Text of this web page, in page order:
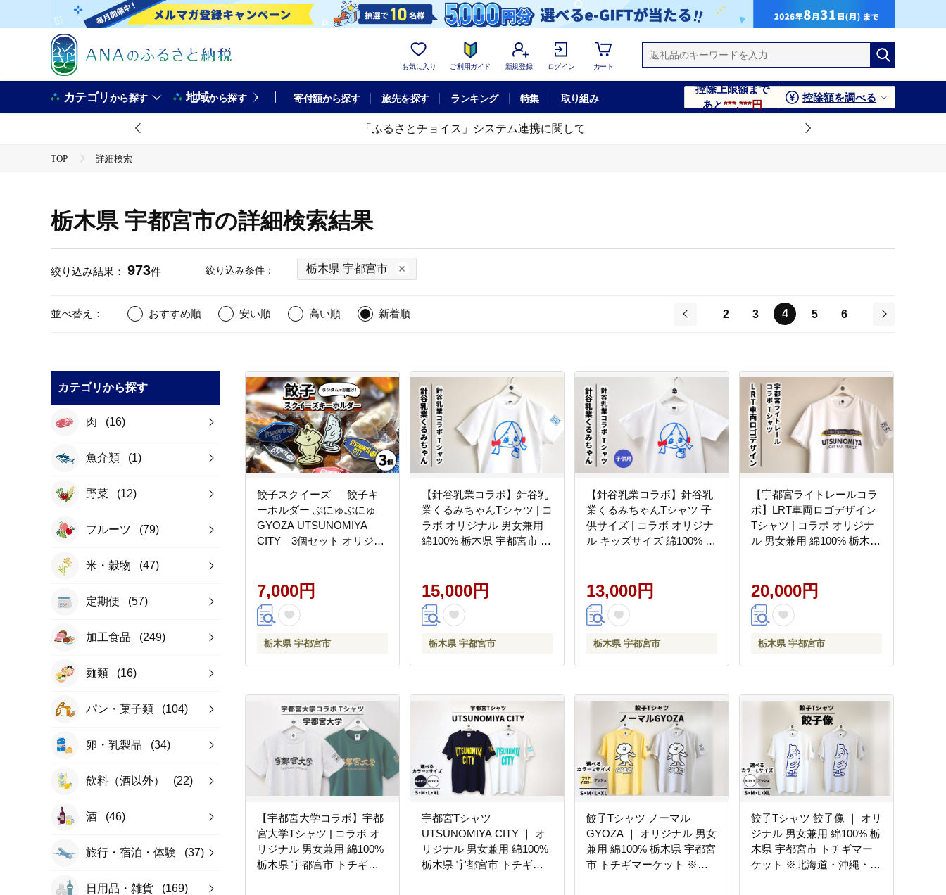
お気に入り ご利用ガイド 新規登録 ログイン カート
カテゴリから探す 地域から探す 寄付額から探す 旅先を探す ランキング 特集 取り組み
控除上限額まで
あと***,***円
控除額を調べる
「ふるさとチョイス」システム連携に関して
TOP 詳細検索
栃木県 宇都宮市の詳細検索結果
絞り込み結果： 973件 絞り込み条件： 栃木県 宇都宮市
並べ替え： おすすめ順 安い順 高い順
新着順
2 3 4 5
6
カテゴリから探す
肉 (16)
魚介類 (1)
野菜 (12)
フルーツ (79)
米・穀物 (47)
定期便 (57)
加工食品 (249)
麺類 (16)
パン・菓子類 (104)
卵・乳製品 (34)
飲料（酒以外） (22)
酒 (46)
旅行・宿泊・体験 (37)
日用品・雑貨 (169)
餃子スクイーズ ｜ 餃子キ
ーホルダー ぷにゅぷにゅ
GYOZA UTSUNOMIYA
CITY 3個セット オリジナ
縄・離島への配送不可
7,000円
栃木県 宇都宮市
【針谷乳業コラボ】針谷乳
業くるみちゃんTシャツ | コ
ラボ オリジナル 男女兼用
綿100% 栃木県 宇都宮市 ト
15,000円
栃木県 宇都宮市
【針谷乳業コラボ】針谷乳
業くるみちゃんTシャツ 子
供サイズ | コラボ オリジナ
ル キッズサイズ 綿100% 栃
13,000円
栃木県 宇都宮市
【宇都宮ライトレールコラ
ボ】LRT車両ロゴデザイン
Tシャツ | コラボ オリジナ
ル 男女兼用 綿100% 栃木県
20,000円
栃木県 宇都宮市
【宇都宮大学コラボ】宇都
宮大学Tシャツ | コラボ オ
リジナル 男女兼用 綿100%
栃木県 宇都宮市 トチギマ
宇都宮Tシャツ
UTSUNOMIYA CITY ｜ オ
リジナル 男女兼用 綿100%
栃木県 宇都宮市 トチギマ
餃子Tシャツ ノーマル
GYOZA ｜ オリジナル 男女
兼用 綿100% 栃木県 宇都宮
市 トチギマーケット ※北
餃子Tシャツ 餃子像 ｜ オリ
ジナル 男女兼用 綿100% 栃
木県 宇都宮市 トチギマー
ケット ※北海道・沖縄・離